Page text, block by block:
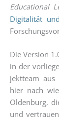
Edu­ca­tio­nal
Digi­ta­li­tät
Die Ver­si­on
in der
jekt­team
hier nach
Olden­burg,
und